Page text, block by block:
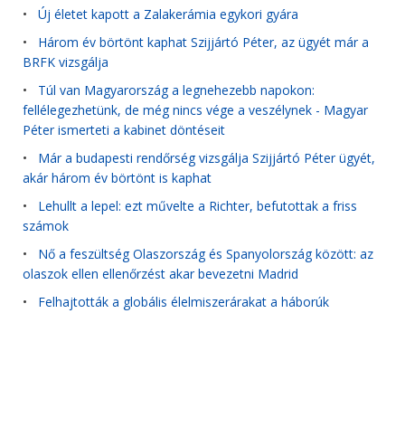
• Új életet kapott a Zalakerámia egykori gyára
• Három év börtönt kaphat Szijjártó Péter, az ügyét már a
BRFK vizsgálja
• Túl van Magyarország a legnehezebb napokon:
fellélegezhetünk, de még nincs vége a veszélynek - Magyar
Péter ismerteti a kabinet döntéseit
• Már a budapesti rendőrség vizsgálja Szijjártó Péter ügyét,
akár három év börtönt is kaphat
• Lehullt a lepel: ezt művelte a Richter, befutottak a friss
számok
• Nő a feszültség Olaszország és Spanyolország között: az
olaszok ellen ellenőrzést akar bevezetni Madrid
• Felhajtották a globális élelmiszerárakat a háborúk